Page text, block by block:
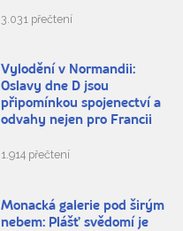
3.031 přečtení
Vylodění v Normandii:
Oslavy dne D jsou
připomínkou spojenectví a
odvahy nejen pro Francii
1.914 přečtení
Monacká galerie pod širým
nebem: Plášť svědomí je